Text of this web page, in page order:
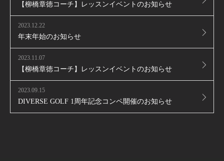
【柳橋章徳コーチ】レッスンイベントのお知らせ
2023.12.22
年末年始のお知らせ
2023.11.07
【柳橋章徳コーチ】レッスンイベントのお知らせ
2023.09.15
DIVERSE GOLF 1周年記念コンペ開催のお知らせ